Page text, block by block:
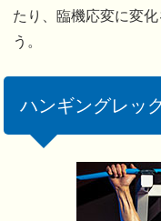
たり、臨機応変に変
う。
ハンギングレッ